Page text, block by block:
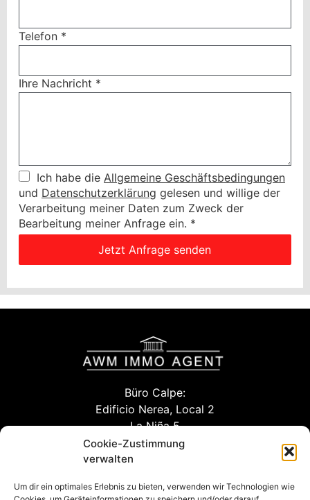
Cookie-Zustimmung
verwalten
Um dir ein optimales Erlebnis zu bieten, verwenden wir Technologien wie
Telefon *
Ihre Nachricht *
Ich habe die Allgemeine Geschäftsbedingungen
und Datenschutzerklärung gelesen und willige der
Verarbeitung meiner Daten zum Zweck der
Bearbeitung meiner Anfrage ein. *
Jetzt Anfrage senden
Büro Calpe:
Edificio Nerea, Local 2
La Niña 5
03710 Calpe (Alicante)
info@awm-agent.com